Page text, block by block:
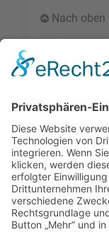
Nach oben
Durch Klicken
Thema
Seite des
Funktion
der letzten
vergangen.
nach oben
Antwort
dass du die